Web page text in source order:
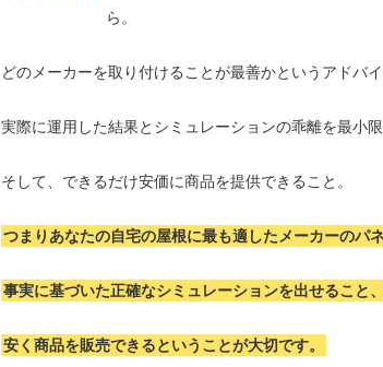
ら。
どのメーカーを取り付けることが最善かというアドバイ
実際に運用した結果とシミュレーションの乖離を最小限
そして、できるだけ安価に商品を提供できること。
つまりあなたの自宅の屋根に最も適したメーカーのパ
事実に基づいた正確なシミュレーションを出せること、
安く商品を販売できるということが大切です。